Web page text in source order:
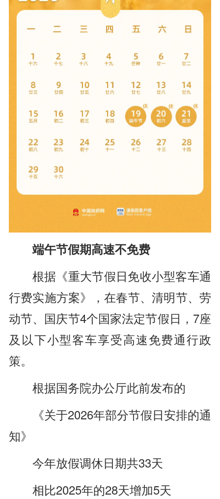
端午节假期高速不免费
根据《重大节假日免收小型客车通
行费实施方案》，在春节、清明节、劳
动节、国庆节4个国家法定节假日，7座
及以下小型客车享受高速免费通行政
策。
根据国务院办公厅此前发布的
《关于2026年部分节假日安排的通
知》
今年放假调休日期共33天
相比2025年的28天增加5天